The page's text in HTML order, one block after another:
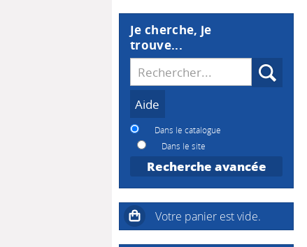
Je cherche, je
trouve...
Recherche
Dans le catalogue
Dans le site
Recherche avancée